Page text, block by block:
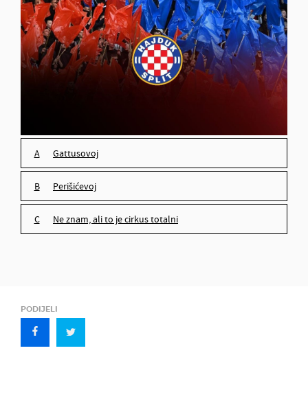
Gattusovoj
Perišićevoj
ne znam, ali to je cirkus totalni
PODIJELI